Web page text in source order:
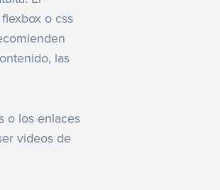
o css
las
o los enlaces
videos de